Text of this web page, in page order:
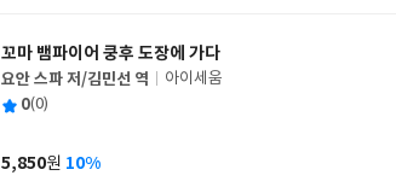
꼬마 뱀파이어 쿵후 도장에 가다
글
쓴
요안 스파 저/김민선 역
출
사
아이세움
평 0(0)
가
5,850원 10%